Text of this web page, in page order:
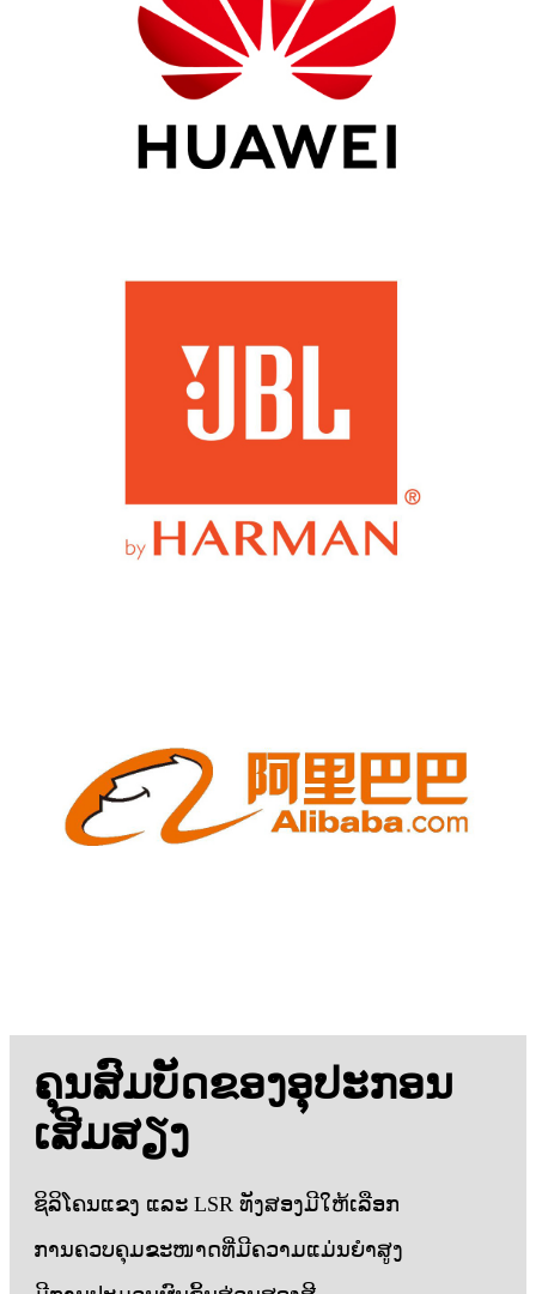
ຄຸນສົມບັດຂອງອຸປະກອນ
ເສີມສຽງ
ຊິລິໂຄນແຂງ ແລະ LSR ທັງສອງມີໃຫ້ເລືອກ
ການຄວບຄຸມຂະໜາດທີ່ມີຄວາມແມ່ນຍໍາສູງ